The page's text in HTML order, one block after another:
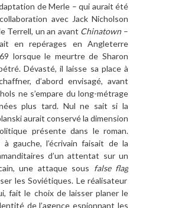
de Merle – qui aurait été
avec Jack Nicholson
Terrell, un an avant Chinatown–
en repérages en Angleterre
lorsque le meurtre de Sharon
tré. Dévasté, il laisse sa place à
d’abord envisagé, avant
ne s’empare du long-métrage
plus tard. Nul ne sait si la
aurait conservé la dimension
présente dans le roman.
à gauche, l’écrivain faisait de la
d’un attentat sur un
une attaque sous false flag
les Soviétiques. Le réalisateur
fait le choix de laisser planer le
é de l’agence espionnant les